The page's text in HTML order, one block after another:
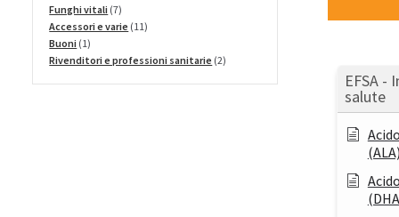
EFSA -
salute
(ALA)
Funghi vitali 77
prodotti
Accessori e varie 1111
Buoni 11
prodotto
Rivenditori e professioni sanitarie 22